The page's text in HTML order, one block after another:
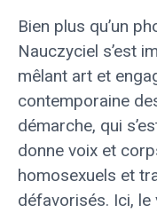
Bien plus qu’un
Nauczyciel s’est
mêlant art et
contemporaine
démarche, qui
donne voix et
homosexuels et
défavorisés. Ici, le